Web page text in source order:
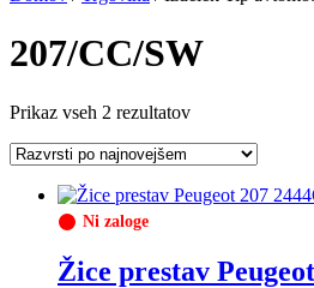
207/CC/SW
Prikaz vseh 2 rezultatovRazvrščeno
datumu
Ni zaloge
Žice prestav